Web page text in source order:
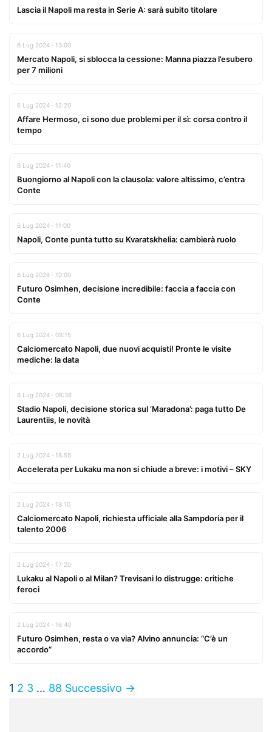
Lascia il Napoli ma resta in Serie A: sarà subito titolare
6 Lug 2024 · 13:00
Mercato Napoli, si sblocca la cessione: Manna piazza l’esubero
per 7 milioni
6 Lug 2024 · 12:20
Affare Hermoso, ci sono due problemi per il sì: corsa contro il
tempo
6 Lug 2024 · 11:40
Buongiorno al Napoli con la clausola: valore altissimo, c’entra
Conte
6 Lug 2024 · 11:00
Napoli, Conte punta tutto su Kvaratskhelia: cambierà ruolo
6 Lug 2024 · 10:00
Futuro Osimhen, decisione incredibile: faccia a faccia con
Conte
6 Lug 2024 · 09:15
Calciomercato Napoli, due nuovi acquisti! Pronte le visite
mediche: la data
6 Lug 2024 · 08:38
Stadio Napoli, decisione storica sul ‘Maradona’: paga tutto De
Laurentiis, le novità
2 Lug 2024 · 18:55
Accelerata per Lukaku ma non si chiude a breve: i motivi – SKY
2 Lug 2024 · 18:10
Calciomercato Napoli, richiesta ufficiale alla Sampdoria per il
talento 2006
2 Lug 2024 · 17:20
Lukaku al Napoli o al Milan? Trevisani lo distrugge: critiche
feroci
2 Lug 2024 · 16:40
Futuro Osimhen, resta o va via? Alvino annuncia: “C’è un
accordo”
1 2 3 … 88 Successivo →